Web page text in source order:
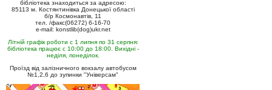
бібліотека знаходиться за адресою:
85113 м. Костянтинівка Донецької області
б/р Космонавтів, 11
тел. /факс(06272) 6-16-70
e-mail: konstlib(dog)ukr.net
Літній графік роботи с 1 липня по 31 серпня:
бібліотека працює с 10:00 до 18:00. Вихідні -
неділя, понеділок.
Проїзд від залізничного вокзалу автобусом
№1,2,6 до зупинки "Універсам"